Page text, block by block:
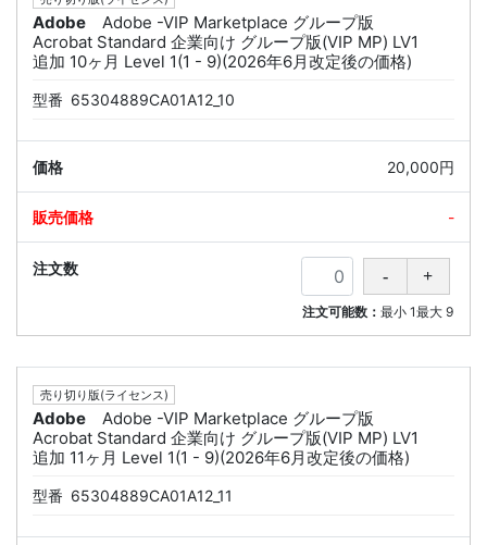
Adobe
Adobe -VIP Marketplace グループ版
Acrobat Standard 企業向け グループ版(VIP MP) LV1
追加 10ヶ月 Level 1(1 - 9)(2026年6月改定後の価格)
型番 65304889CA01A12_10
20,000円
-
注文可能数：最小 1最大 9
売り切り版(ライセンス)
Adobe
Adobe -VIP Marketplace グループ版
Acrobat Standard 企業向け グループ版(VIP MP) LV1
追加 11ヶ月 Level 1(1 - 9)(2026年6月改定後の価格)
型番 65304889CA01A12_11